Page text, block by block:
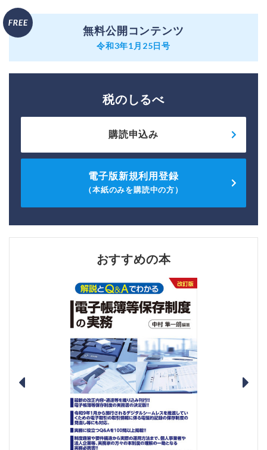
無料公開コンテンツ
令和3年1月25日号
税のしるべ
購読申込み
電子版新規利用登録
（本紙のみを購読中の方）
おすすめの本